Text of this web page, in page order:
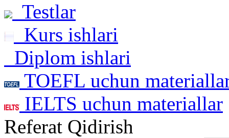
Testlar
Kurs ishlari
Diplom ishlari
TOEFL uchun
IELTS uchun materiallar
Referat Qidirish